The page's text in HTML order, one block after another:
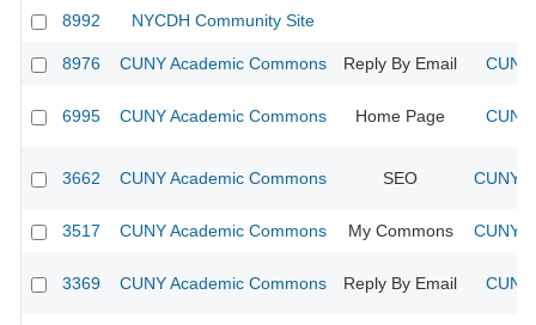
8992 NYCDH Community Site
8976 CUNY Academic Commons Reply By Email
6995 CUNY Academic Commons Home Page
3662 CUNY Academic Commons SEO CUNY
3517 CUNY Academic Commons My Commons CUNY
3369 CUNY Academic Commons Reply By Email